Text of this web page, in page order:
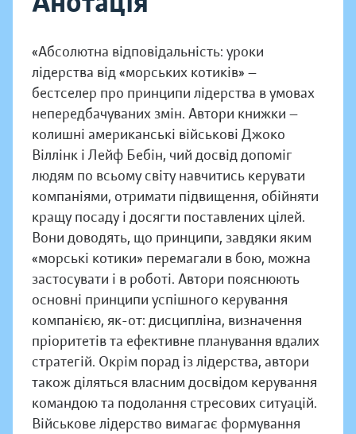
«Абсолютна відповідальність: уроки
лідерства від «морських котиків» —
бестселер про принципи лідерства в умовах
непередбачуваних змін. Автори книжки —
колишні американські військові Джоко
Віллінк і Лейф Бебін, чий досвід допоміг
людям по всьому світу навчитись керувати
компаніями, отримати підвищення, обійняти
кращу посаду і досягти поставлених цілей.
Вони доводять, що принципи, завдяки яким
«морські котики» перемагали в бою, можна
застосувати і в роботі. Автори пояснюють
основні принципи успішного керування
компанією, як-от: дисципліна, визначення
пріоритетів та ефективне планування вдалих
стратегій. Окрім порад із лідерства, автори
також діляться власним досвідом керування
командою та подолання стресових ситуацій.
Військове лідерство вимагає формування